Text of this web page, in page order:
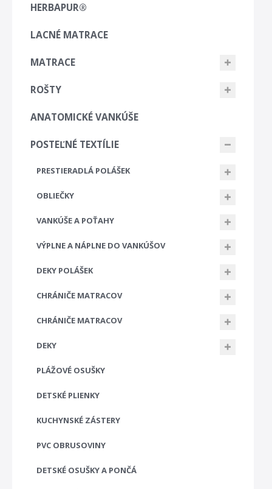
HERBAPUR®
LACNÉ MATRACE
MATRACE
ROŠTY
ANATOMICKÉ VANKÚŠE
POSTEĽNÉ TEXTÍLIE
PRESTIERADLÁ POLÁŠEK
OBLIEČKY
VANKÚŠE A POŤAHY
VÝPLNE A NÁPLNE DO VANKÚŠOV
DEKY POLÁŠEK
CHRÁNIČE MATRACOV
CHRÁNIČE MATRACOV
DEKY
PLÁŽOVÉ OSUŠKY
DETSKÉ PLIENKY
KUCHYNSKÉ ZÁSTERY
PVC OBRUSOVINY
DETSKÉ OSUŠKY A PONČÁ